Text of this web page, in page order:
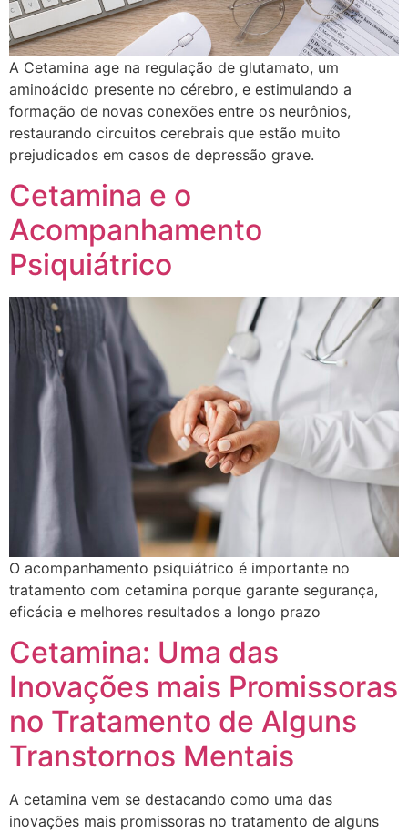
​A Cetamina age na regulação de glutamato, um
aminoácido presente no cérebro, e estimulando a
formação de novas conexões entre os neurônios,
restaurando circuitos cerebrais que estão muito
prejudicados em casos de depressão grave.
Cetamina e o
Acompanhamento
Psiquiátrico
O acompanhamento psiquiátrico é importante no
tratamento com cetamina porque garante segurança,
eficácia e melhores resultados a longo prazo
Cetamina: Uma das
Inovações mais Promissoras
no Tratamento de Alguns
Transtornos Mentais
A cetamina vem se destacando como uma das
inovações mais promissoras no tratamento de alguns